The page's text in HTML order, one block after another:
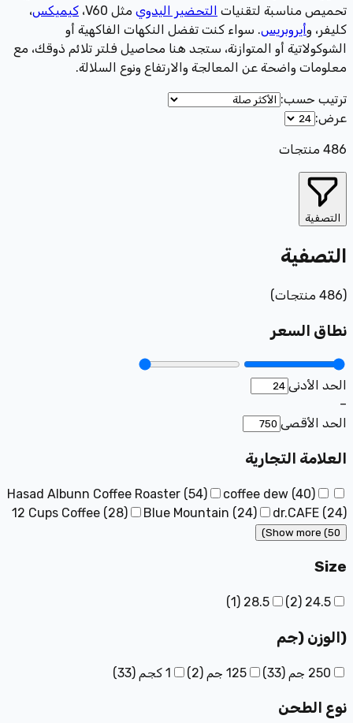
تحميص مناسبة لتقنيات التحضير اليدوي مثل V60، كيميكس،
كليفر، وأيروبريس. سواء كنت تفضل النكهات الفاكهية أو
الشوكولاتية أو المتوازنة، ستجد هنا محاصيل فلتر تلائم ذوقك، مع
معلومات واضحة عن المعالجة والارتفاع ونوع السلالة.
ترتيب حسب:
عرض:
486 منتجات
التصفية
التصفية
(
486 منتجات)
نطاق السعر
الحد الأدنى
–
الحد الأقصى
العلامة التجارية
Hasad Albunn Coffee Roaster (54) coffee dew (40)
12 Cups Coffee (28) Blue Mountain (24) dr.CAFE (24)
Show more (50)
Size
24.5
(
2
)
28.5
(
1
)
(الوزن (جم
250 جم (
33
) 125 جم (
2
) 1 كجم (
33
)
نوع الطحن